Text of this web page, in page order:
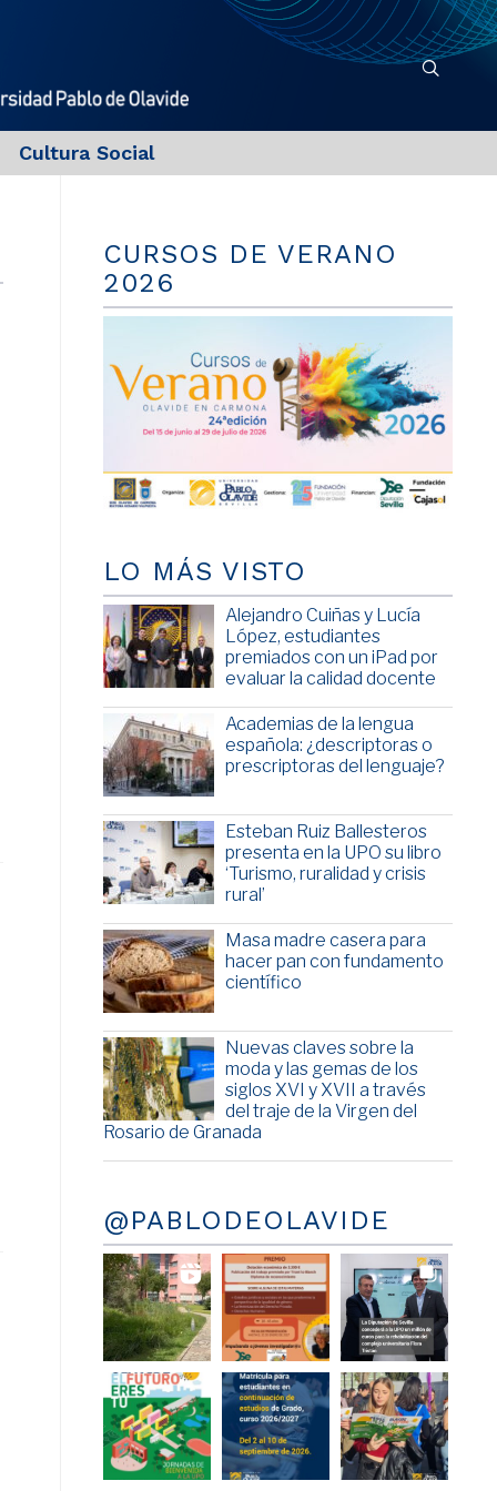
Cultura Social
CURSOS DE VERANO
2026
LO MÁS VISTO
Alejandro Cuiñas y Lucía
López, estudiantes
premiados con un iPad por
evaluar la calidad docente
Academias de la lengua
española: ¿descriptoras o
prescriptoras del lenguaje?
Esteban Ruiz Ballesteros
presenta en la UPO su libro
‘Turismo, ruralidad y crisis
rural’
Masa madre casera para
hacer pan con fundamento
científico
Nuevas claves sobre la
moda y las gemas de los
siglos XVI y XVII a través
del traje de la Virgen del
Rosario de Granada
@PABLODEOLAVIDE